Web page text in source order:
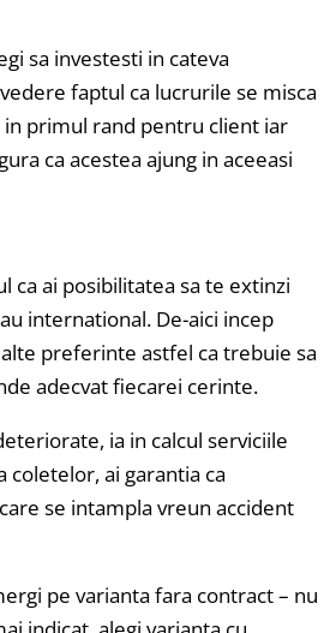
sa investesti in cateva
faptul ca lucrurile se misca
primul rand pentru client iar
ca acestea ajung in aceeasi
ca ai posibilitatea sa te extinzi
international. De-aici incep
preferinte astfel ca trebuie sa
adecvat fiecarei cerinte.
ia in calcul serviciile
coletelor, ai garantia ca
se intampla vreun accident
pe varianta fara contract – nu